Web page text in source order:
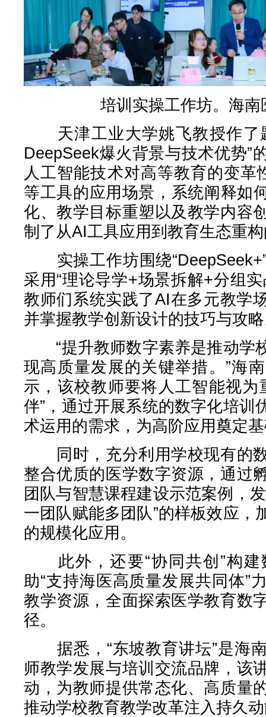
培训实操工作坊。海南
天津工业大学姚飞教授作了
DeepSeek爆火背景与技术优势”
人工智能技术对高等教育的变革
等工具的应用场景，系统阐释如
化、教学目标重塑以及教学内容
制了从AI工具应用到教育生态重
实操工作坊围绕
采用“理论导学+场景拆解+分组
教师们系统实践了AI在多元教学
并掌握教学创新设计的技巧与攻
“提升教师数字素养是推动学
现高质量发展的关键举措。”海
示，该校教师要将人工智能视为
伴”，通过开展系统的数字化培训
术运用的需求，为高阶应用奠定
同时，充分利用学校现有的
整合优质的医学数字资源，通过
团队与智慧课程建设示范案例，
一团队赋能多团队”的样板效应，
的规模化应用。
此外，还要“协同共创”构建
助“支持海医高质量发展共同体”
教学资源，全面探索医学教育数
径。
据悉，“东坡教育讲坛”是海
师教学发展与培训交流品牌，该
动，为教师提供常态化、高质量
推动学校教育教学改革注入持久